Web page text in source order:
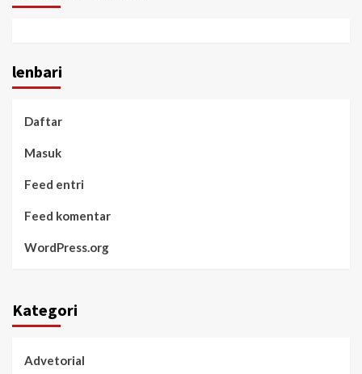
lenbari
Daftar
Masuk
Feed entri
Feed komentar
WordPress.org
Kategori
Advetorial